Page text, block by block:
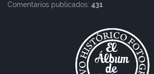
Comentarios publicados: 431